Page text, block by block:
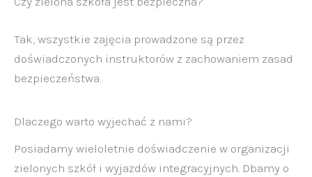
Tak, wszystkie zajęcia prowadzone są przez
doświadczonych instruktorów z zachowaniem zasad
bezpieczeństwa.
Dlaczego warto wyjechać z nami?
Posiadamy wieloletnie doświadczenie w organizacji
zielonych szkół i wyjazdów integracyjnych. Dbamy o